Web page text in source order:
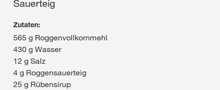
Sauerteig
Zutaten:
565 g Roggenvollkornmehl
430 g Wasser
12 g Salz
4 g Roggensauerteig
25 g Rübensirup